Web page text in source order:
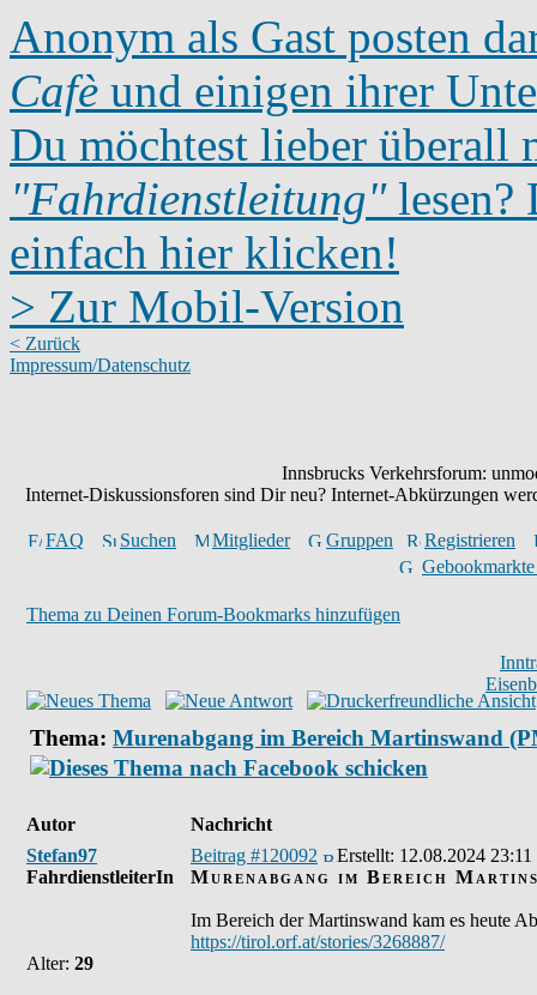
Anonym als Gast posten
Cafè und einigen ihrer
Du möchtest lieber überall
"Fahrdienstleitung"lesen?
einfach hier klicken!
> Zur Mobil-Version
< Zurück
Impressum/Datenschutz
Innsbrucks Verkehrsforum:
Internet-Diskussionsforen sind Dir neu? Internet-Abkürzungen
FAQ Suchen Mitglieder Gruppen
Registrieren
Thema zu Deinen Forum-Bookmarks hinzufügen
Thema: Murenabgang im Bereich Martinswand
Autor
Nachricht
Stefan97
FahrdienstleiterIn
Alter: 29
Beitrag #120092 Erstellt: 12.08.2024 23:11
Murenabgang im Bereich
Im Bereich der Martinswand kam es heute
https://tirol.orf.at/stories/3268887/